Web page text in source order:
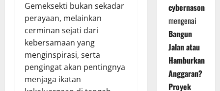
Gemeksekti bukan sekadar
perayaan, melainkan
cerminan sejati dari
kebersamaan yang
menginspirasi, serta
pengingat akan pentingnya
menjaga ikatan
cybernasonal
mengenai
Bangun
Jalan atau
Hamburkan
Anggaran?
Proyek